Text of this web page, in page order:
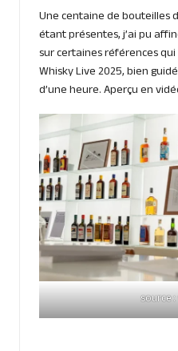
Une centaine de bouteilles
étant présentes, j’ai pu
sur certaines références
Whisky Live 2025, bien
d’une heure. Aperçu en
source